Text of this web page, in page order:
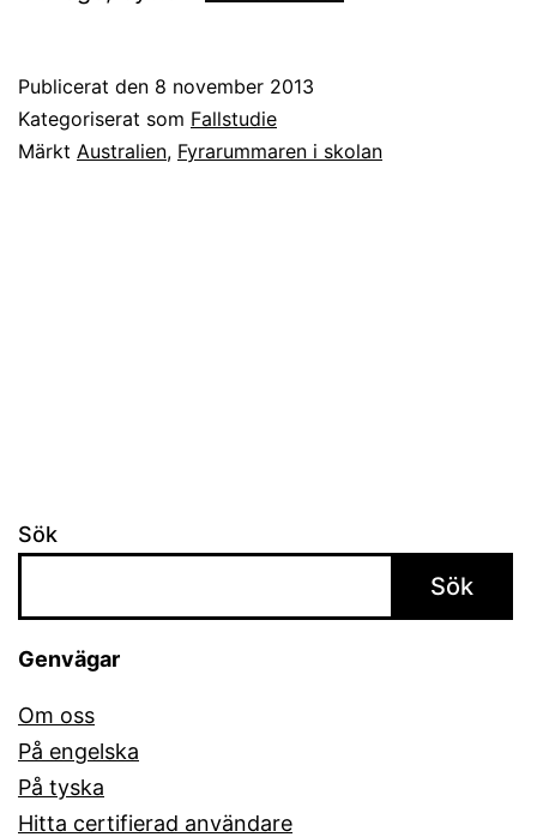
–
Publicerat den 8 november 2013
Kategoriserat som Fallstudie
Märkt Australien, Fyrarummaren i skolan
Sök
Sök
Genvägar
Om oss
På engelska
På tyska
Hitta certifierad användare